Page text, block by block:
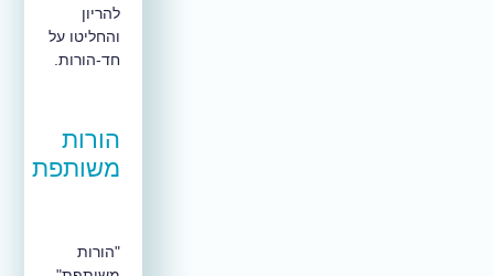
להריון
והחליטו על
חד-הורות.
הורות
משותפת
"הורות